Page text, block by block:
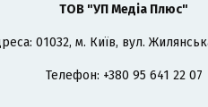
ТОВ "УП Медіа Плюс"
01032, м. Київ, вул.
Телефон: +380 95 641 22 07